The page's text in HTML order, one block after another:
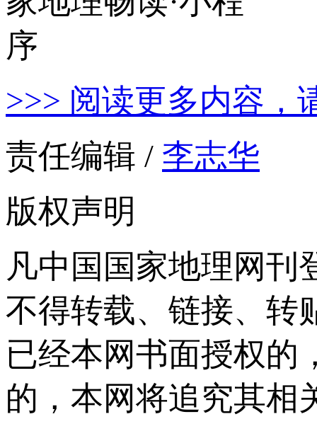
>>> 阅读更多内容，
责任编辑 / 李志华
版权声明
凡中国国家地理网刊
不得转载、链接、转
已经本网书面授权的
的，本网将追究其相